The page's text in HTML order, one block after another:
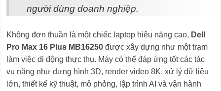
người dùng doanh nghiệp.
Không đơn thuần là một chiếc laptop hiệu năng cao, Dell
Pro Max 16 Plus MB16250 được xây dựng như một trạm
làm việc di động thực thụ. Máy có thể đáp ứng tốt các tác
vụ nặng như dựng hình 3D, render video 8K, xử lý dữ liệu
lớn, thiết kế kỹ thuật, mô phỏng, lập trình AI và vận hành